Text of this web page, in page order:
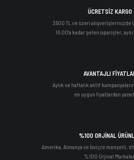
ÜCRETSİZ KARGO
3500 TL ve üzeri alışverişlerinizde
16:00'a kadar gelen siparişler,
AVANTAJLI
Aylık ve haftalık aktif
en uygun fiyatlardan
%100 ORJİNAL
Amerika, Almanya ve İsviçre menşeili,
%100 Orjinal